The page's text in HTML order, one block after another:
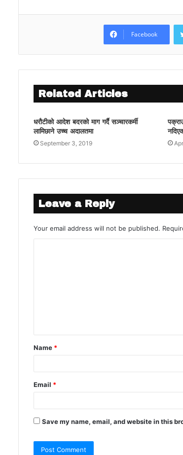
Facebook
Related Articles
धरौटीको आदेश बदरको माग गर्दै सञ्चारकर्मी
लामिछाने उच्च अदालतमा
September 3, 2019
Leave a Reply
Your email address will not be published.
Name *
Email *
Save my name, email, and website in this